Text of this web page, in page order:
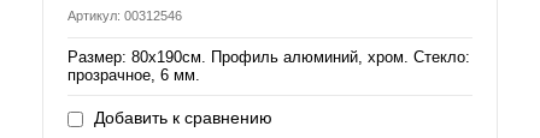
Артикул: 00312546
Размер: 80х190см. Профиль алюминий, хром. Стекло:
прозрачное, 6 мм.
Добавить к сравнению